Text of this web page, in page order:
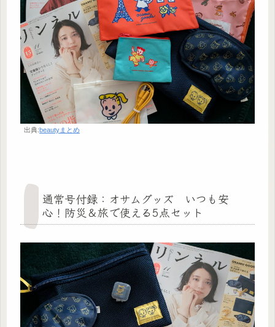
出典:beautyまとめ
通常号付録：オサムグッズ いつも安
心！防災＆旅で使える5点セット